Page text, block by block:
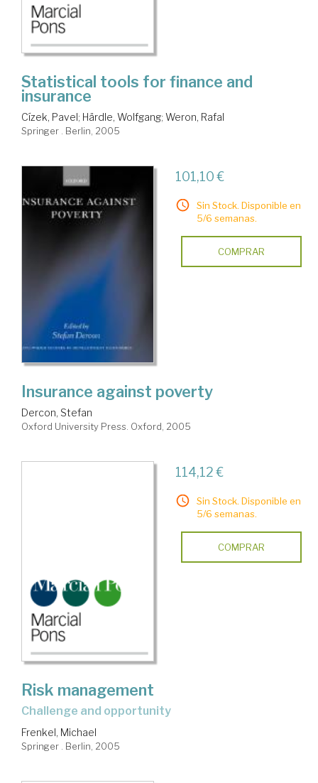
Statistical tools for finance and
insurance
Cízek, Pavel ; Härdle, Wolfgang; Weron, Rafal
Springer . Berlin, 2005
101,10 €
Sin Stock. Disponible en
5/6 semanas.
COMPRAR
Insurance against poverty
Dercon, Stefan
Oxford University Press. Oxford, 2005
114,12 €
Sin Stock. Disponible en
5/6 semanas.
COMPRAR
Risk management
challenge and opportunity
Frenkel, Michael
Springer . Berlin, 2005